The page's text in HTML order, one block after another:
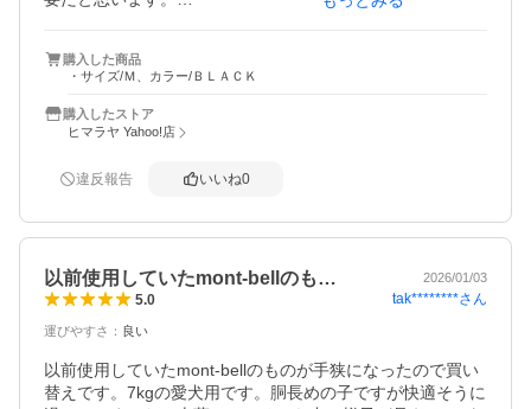
ケージOKの場所とか多くのシーンに利用する予定です。
また、リュックを背負った時の肩・腰などに負担がかから
ない工夫がされています。
購入した商品
・サイズ/Ｍ、カラー/ＢＬＡＣＫ
購入したストア
ヒマラヤ Yahoo!店
違反報告 いいね0
以前使用していたmont-bellのも… 2026/01/03
5.0 tak********さん
運びやすさ ： 良い
以前使用していたmont-bellのものが手狭になったので買い
替えです。7kgの愛犬用です。胴長めの子ですが快適そうに